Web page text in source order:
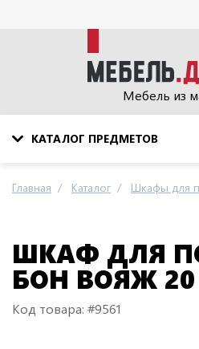
Мебель из
КАТАЛОГ ПРЕДМЕТОВ
Главная Каталог Шкафы для
ШКАФ ДЛЯ
БОН ВОЯЖ 20
Код товара: #9561